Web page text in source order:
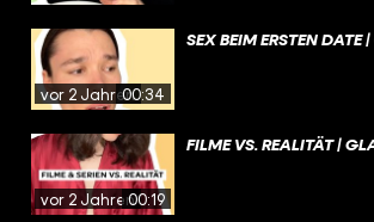
vor 2 Jahren00:34
SEX BEIM ERSTEN
vor 2 Jahren00:19
FILME VS. REALITÄT |